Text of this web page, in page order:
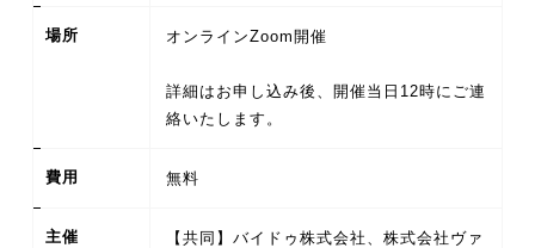
場所 オンラインZoom開催
詳細はお申し込み後、開催当日12時にご連
費用 無料
主催
【共同】バイドゥ株式会社、株式会社ヴァ